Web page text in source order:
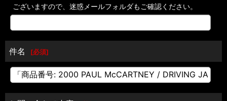
ございますので、迷惑メールフォルダもご確認ください。
件名 [必須]